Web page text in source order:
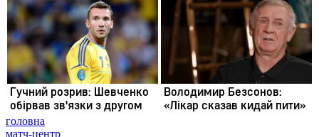
головна
матч-центр